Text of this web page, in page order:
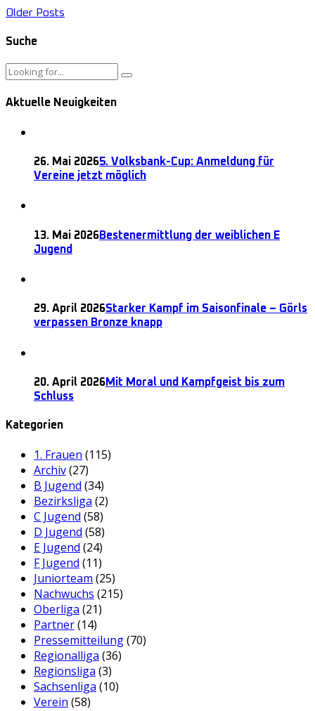
Older Posts
Suche
Aktuelle Neuigkeiten
26. Mai 20265. Volksbank-Cup: Anmeldung für
Vereine jetzt möglich
13. Mai 2026Bestenermittlung der weiblichen E
Jugend
29. April 2026Starker Kampf im Saisonfinale – Görls
verpassen Bronze knapp
20. April 2026Mit Moral und Kampfgeist bis zum
Schluss
Kategorien
1. Frauen (115)
Archiv(27)
B Jugend (34)
Bezirksliga (2)
C Jugend (58)
D Jugend (58)
E Jugend (24)
F Jugend (11)
Juniorteam (25)
Nachwuchs (215)
Oberliga (21)
Partner(14)
Pressemitteilung(70)
Regionalliga (36)
Regionsliga (3)
Sachsenliga (10)
Verein (58)